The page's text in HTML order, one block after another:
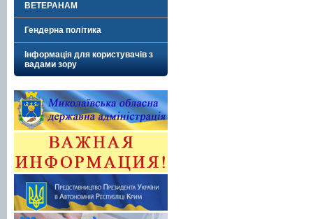
ВЕТЕРАНАМ
Гендерна політика
Інформація для користувачів з
вадами зору